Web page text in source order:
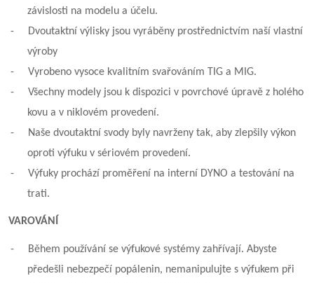
závislosti na modelu a účelu.
-
Dvoutaktní výlisky jsou vyráběny prostřednictvím naší vlastní
výroby
-
Vyrobeno vysoce kvalitním svařováním TIG a MIG.
-
Všechny modely jsou k dispozici v povrchové úpravě z holého
kovu a v niklovém provedení.
-
Naše dvoutaktní svody byly navrženy tak, aby zlepšily výkon
oproti výfuku v sériovém provedení.
-
Výfuky prochází proměření na interní DYNO a testování na
trati.
VAROVÁNÍ
-
Během používání se výfukové systémy zahřívají. Abyste
předešli nebezpečí popálenin, nemanipulujte s výfukem při